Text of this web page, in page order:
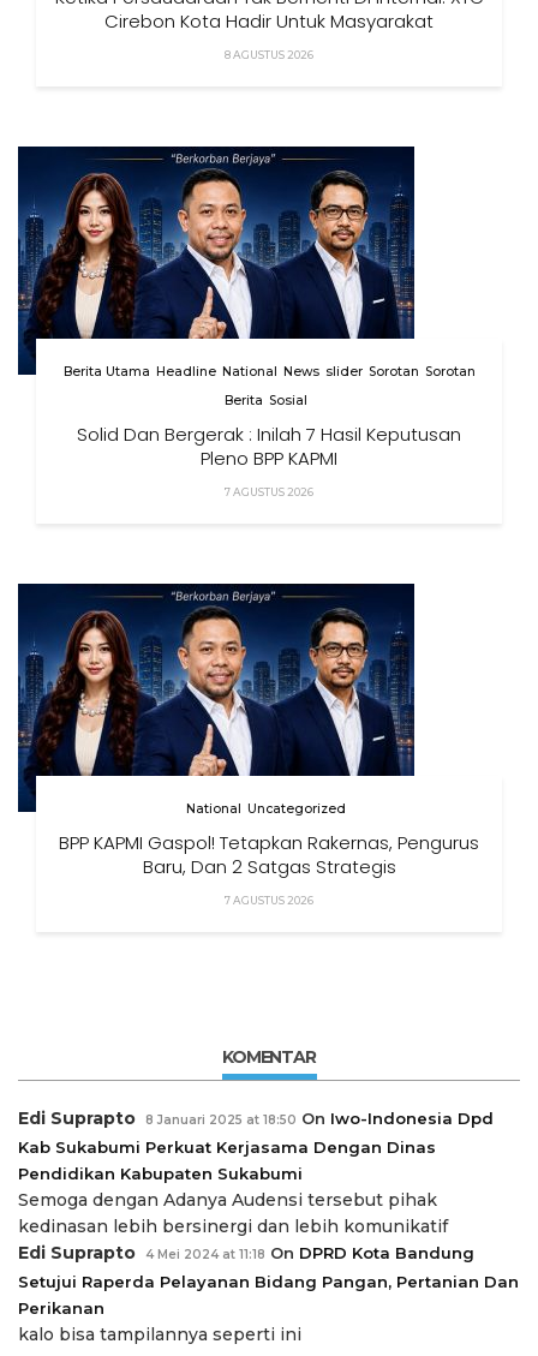
Cirebon Kota Hadir Untuk Masyarakat
8 AGUSTUS 2026
Berita Utama Headline National News slider Sorotan Sorotan
Berita Sosial
Solid Dan Bergerak : Inilah 7 Hasil Keputusan
Pleno BPP KAPMI
7 AGUSTUS 2026
National Uncategorized
BPP KAPMI Gaspol! Tetapkan Rakernas, Pengurus
Baru, Dan 2 Satgas Strategis
7 AGUSTUS 2026
KOMENTAR
Edi Suprapto 8 Januari 2025 at 18:50 On Iwo-Indonesia Dpd
Kab Sukabumi Perkuat Kerjasama Dengan Dinas
Pendidikan Kabupaten Sukabumi
Semoga dengan Adanya Audensi tersebut pihak
kedinasan lebih bersinergi dan lebih komunikatif
Edi Suprapto
4 Mei 2024 at 11:18 On DPRD Kota Bandung
Setujui Raperda Pelayanan Bidang Pangan, Pertanian Dan
Perikanan
kalo bisa tampilannya seperti ini